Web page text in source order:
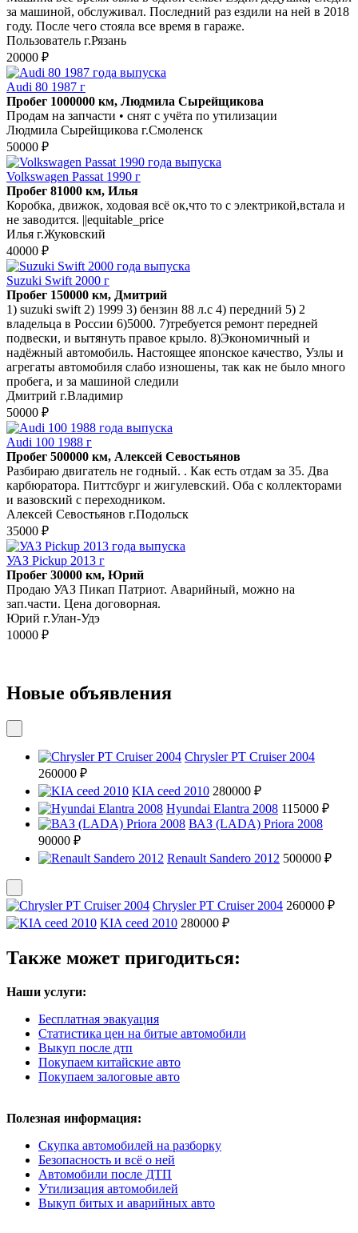
за машиной, обслуживал. Последний раз ездили на ней в 2018
году. После чего стояла все время в гараже.
Пользователь г.Рязань
20000 ₽
Audi 80 1987 г
Пробег 1000000 км, Людмила Сырейщикова
Продам на запчасти • снят с учёта по утилизации
Людмила Сырейщикова г.Смоленск
50000 ₽
Volkswagen Passat 1990 г
Пробег 81000 км, Илья
Коробка, движок, ходовая всё ок,что то с электрикой,встала и
не заводится. ||equitable_price
Илья г.Жуковский
40000 ₽
Suzuki Swift 2000 г
Пробег 150000 км, Дмитрий
1) suzuki swift 2) 1999 3) бензин 88 л.с 4) передний 5) 2
владельца в России 6)5000. 7)требуется ремонт передней
подвески, и вытянуть правое крыло. 8)Экономичный и
надёжный автомобиль. Настоящее японское качество, Узлы и
агрегаты автомобиля слабо изношены, так как не было много
пробега, и за машиной следили
Дмитрий г.Владимир
50000 ₽
Audi 100 1988 г
Пробег 500000 км, Алексей Севостьянов
Разбираю двигатель не годный. . Как есть отдам за 35. Два
карбюратора. Питтсбург и жигулевский. Оба с коллекторами
и вазовский с переходником.
Алексей Севостьянов г.Подольск
35000 ₽
УАЗ Pickup 2013 г
Пробег 30000 км, Юрий
Продаю УАЗ Пикап Патриот. Аварийный, можно на
зап.части. Цена договорная.
Юрий г.Улан-Удэ
10000 ₽
Новые объявления
Chrysler PT Cruiser 2004
260000 ₽
KIA ceed 2010 280000 ₽
Hyundai Elantra 2008 115000 ₽
ВАЗ (LADA) Priora 2008
90000 ₽
Renault Sandero 2012 500000 ₽
Chrysler PT Cruiser 2004 260000 ₽
KIA ceed 2010 280000 ₽
Также может пригодиться:
Наши услуги:
Бесплатная эвакуация
Статистика цен на битые автомобили
Выкуп после дтп
Покупаем китайские авто
Покупаем залоговые авто
Полезная информация:
Скупка автомобилей на разборку
Безопасность и всё о ней
Автомобили после ДТП
Утилизация автомобилей
Выкуп битых и аварийных авто